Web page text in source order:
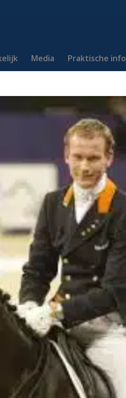
Media Praktische info